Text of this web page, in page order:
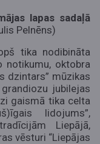
lapas sadaļā
Pelnēns)
tika nodibināta
notikumu, oktobra
dzintars” mūzikas
jubilejas
gaismā tika celta
lidojums”,
Liepājā,
vēsturi “Liepājas